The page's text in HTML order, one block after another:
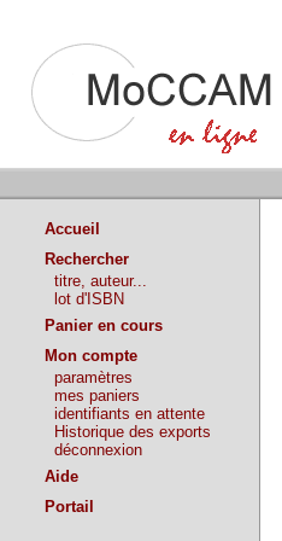
Accueil
Rechercher
titre, auteur...
lot d'ISBN
Panier en cours
Mon compte
paramètres
mes paniers
identifiants en attente
Historique des exports
déconnexion
Aide
Portail